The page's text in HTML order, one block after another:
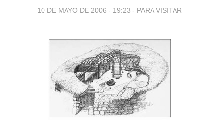
10 DE MAYO DE 2006 - 19:23 - PARA VISITAR